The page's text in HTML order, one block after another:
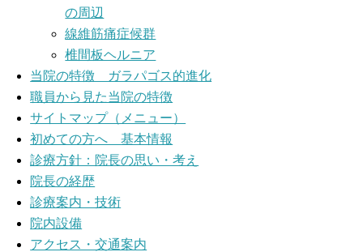
の周辺
線維筋痛症候群
椎間板ヘルニア
当院の特徴 ガラパゴス的進化
職員から見た当院の特徴
サイトマップ（メニュー）
初めての方へ 基本情報
診療方針：院長の思い・考え
院長の経歴
診療案内・技術
院内設備
アクセス・交通案内